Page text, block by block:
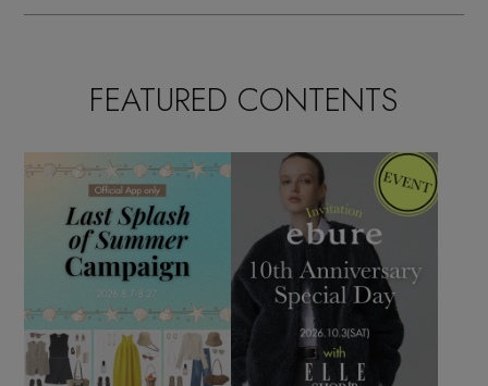
FEATURED CONTENTS